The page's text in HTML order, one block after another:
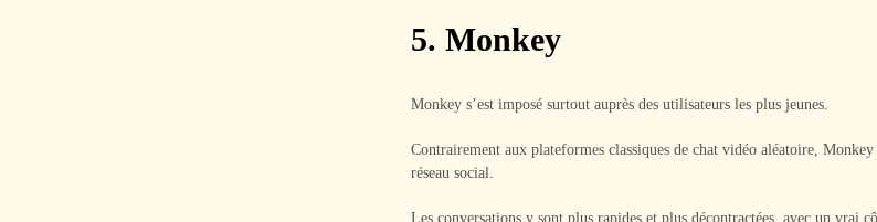
5. Monkey
Monkey s’est imposé surtout auprès des utilisateurs les plus jeunes.
Contrairement aux plateformes classiques de chat vidéo aléatoire, Monkey
réseau social.
Les conversations y sont plus rapides et plus décontractées, avec un vrai